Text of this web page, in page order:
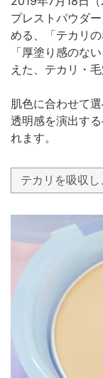
プレストパウダ
める、「テカリ
「厚塗り感のな
えた、テカリ・
肌色に合わせて
透明感を演出す
れます。
テカリを吸収